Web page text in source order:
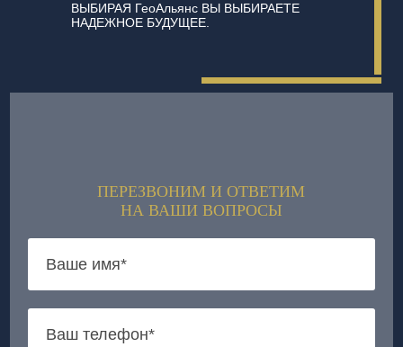
ВЫБИРАЯ ГеоАльянс ВЫ ВЫБИРАЕТЕ
НАДЕЖНОЕ БУДУЩЕЕ.
ПЕРЕЗВОНИМ И ОТВЕТИМ
НА ВАШИ ВОПРОСЫ